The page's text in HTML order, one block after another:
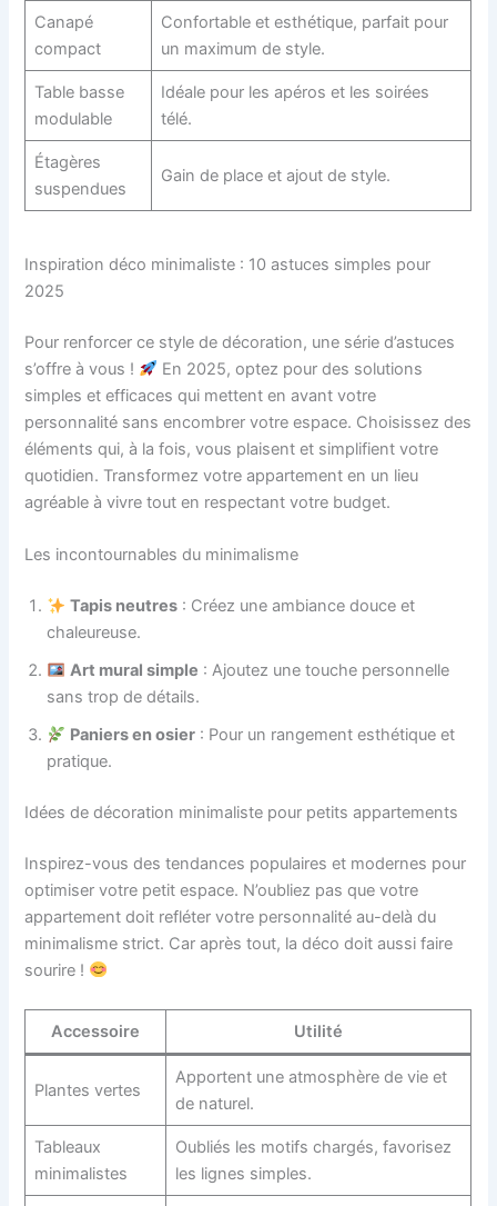
Canapé
compact
Confortable et esthétique, parfait pour
un maximum de style.
Table basse
modulable
Idéale pour les apéros et les soirées
télé.
Étagères
suspendues
Gain de place et ajout de style.
Inspiration déco minimaliste : 10 astuces simples pour
2025
Pour renforcer ce style de décoration, une série d’astuces
s’offre à vous !
En 2025, optez pour des solutions
simples et efficaces qui mettent en avant votre
personnalité sans encombrer votre espace. Choisissez des
éléments qui, à la fois, vous plaisent et simplifient votre
quotidien. Transformez votre appartement en un lieu
agréable à vivre tout en respectant votre budget.
Les incontournables du minimalisme
Tapis neutres : Créez une ambiance douce et
chaleureuse.
Art mural simple : Ajoutez une touche personnelle
sans trop de détails.
Paniers en osier : Pour un rangement esthétique et
pratique.
Idées de décoration minimaliste pour petits appartements
Inspirez-vous des tendances populaires et modernes pour
optimiser votre petit espace. N’oubliez pas que votre
appartement doit refléter votre personnalité au-delà du
minimalisme strict. Car après tout, la déco doit aussi faire
sourire !
Accessoire Utilité
Plantes vertes
Apportent une atmosphère de vie et
de naturel.
Tableaux
minimalistes
Oubliés les motifs chargés, favorisez
les lignes simples.